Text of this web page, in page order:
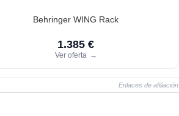
Behringer WING Rack
1.385 €
Ver oferta →
Enlaces de afiliación